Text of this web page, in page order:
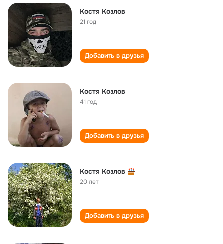
Костя Козлов
21 год
Добавить в друзья
Костя Козлов
41 год
Добавить в друзья
Костя Козлов
20 лет
Добавить в друзья